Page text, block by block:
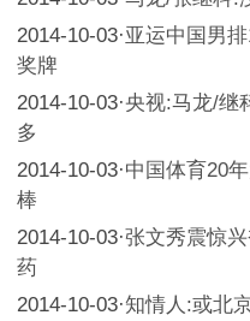
2014-10-03·亚运中国男
奖牌
2014-10-03·央视:马龙/继
多
2014-10-03·中国体育20
棒
2014-10-03·张文秀震惊
药
2014-10-03·知情人:或北